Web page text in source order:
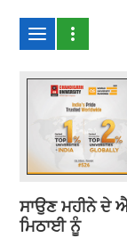
ਸਾਉਣ ਮਹੀਨੇ ਦੇ
ਮਿਠਾਈ ਨੂੰ